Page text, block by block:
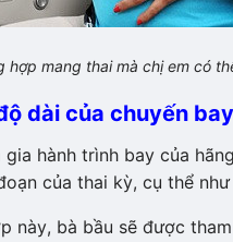
hợp mang thai mà chị em có
dài của chuyến
hành trình bay của
của thai kỳ, cụ thể như
này, bà bầu sẽ được